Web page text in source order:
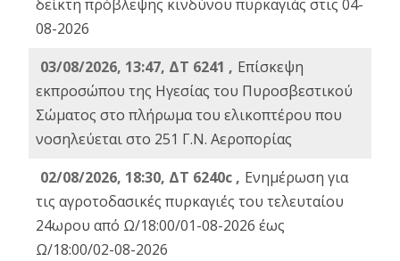
δείκτη πρόβλεψης κινδύνου πυρκαγιάς στις 04-
08-2026
03/08/2026, 13:47, ΔΤ 6241 , Επίσκεψη
εκπροσώπου της Ηγεσίας του Πυροσβεστικού
Σώματος στο πλήρωμα του ελικοπτέρου που
νοσηλεύεται στο 251 Γ.Ν. Αεροπορίας
02/08/2026, 18:30, ΔΤ 6240c , Ενημέρωση για
τις αγροτοδασικές πυρκαγιές του τελευταίου
24ωρου από Ω/18:00/01-08-2026 έως
Ω/18:00/02-08-2026